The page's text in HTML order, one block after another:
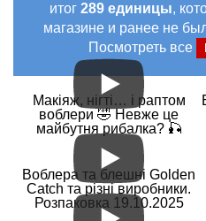
итог 289 единицы,
магазине и ранее не
Посмотреть все
Макіяж, нігті… і раптом
воблери 🤣 Невже це
майбутня рибалка? 🎣
Воблера та блешні Golden
Catch та різні виробники.
Розпаковка 19.10.2025